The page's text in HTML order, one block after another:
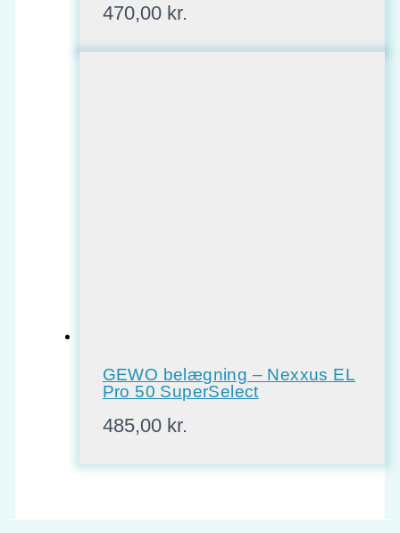
470,00 kr.
GEWO belægning – Nexxus EL
Pro 50 SuperSelect
485,00 kr.